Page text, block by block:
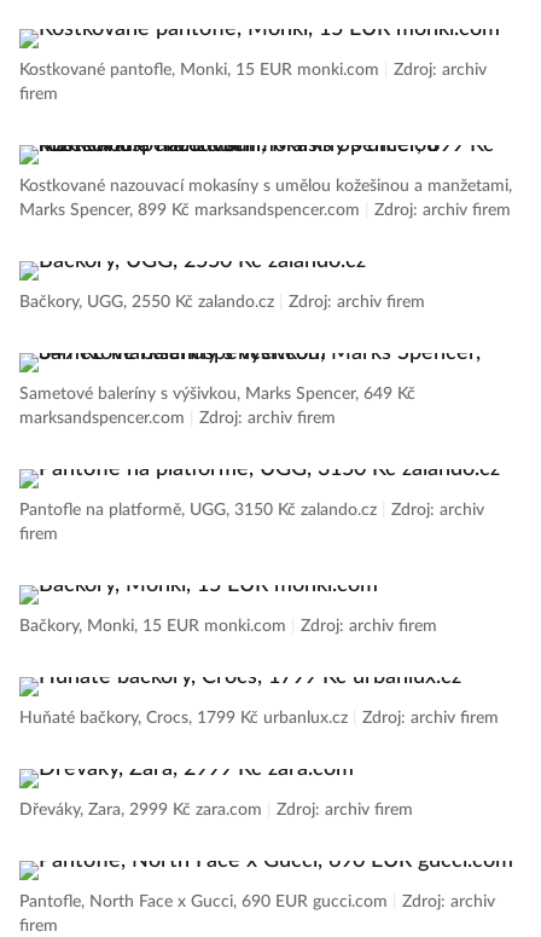
Kostkované pantofle, Monki, 15 EUR monki.com
Zdroj: archiv
firem
Kostkované nazouvací mokasíny s umělou kožešinou a manžetami,
Marks Spencer, 899 Kč marksandspencer.com
Zdroj: archiv firem
Bačkory, UGG, 2550 Kč zalando.cz Zdroj: archiv firem
Sametové baleríny s výšivkou, Marks Spencer, 649 Kč
marksandspencer.com
Zdroj: archiv firem
Pantofle na platformě, UGG, 3150 Kč zalando.cz
Zdroj: archiv
firem
Bačkory, Monki, 15 EUR monki.com Zdroj: archiv firem
Huňaté bačkory, Crocs, 1799 Kč urbanlux.cz Zdroj: archiv firem
Dřeváky, Zara, 2999 Kč zara.com Zdroj: archiv firem
Pantofle, North Face x Gucci, 690 EUR gucci.com
Zdroj: archiv
firem